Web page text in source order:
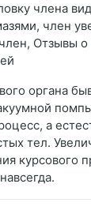
члена
член
Отзывы
органа
а
тел.
курсового